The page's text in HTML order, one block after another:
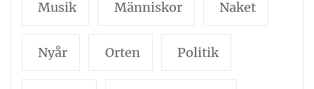
Musik Människor Naket
Nyår Orten Politik